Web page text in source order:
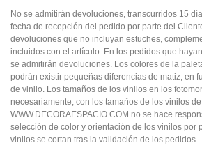
No se admitirán devoluciones, transcurridos 15
fecha de recepción del pedido por parte del
devoluciones que no incluyan estuches,
incluidos con el artículo. En los pedidos que
se admitirán devoluciones. Los colores de la
podrán existir pequeñas diferencias de matiz, en
de vinilo. Los tamaños de los vinilos en los
necesariamente, con los tamaños de los vinilos
WWW.DECORAESPACIO.COM no se hace
selección de color y orientación de los vinilos por
vinilos se cortan tras la validación de los pedidos.